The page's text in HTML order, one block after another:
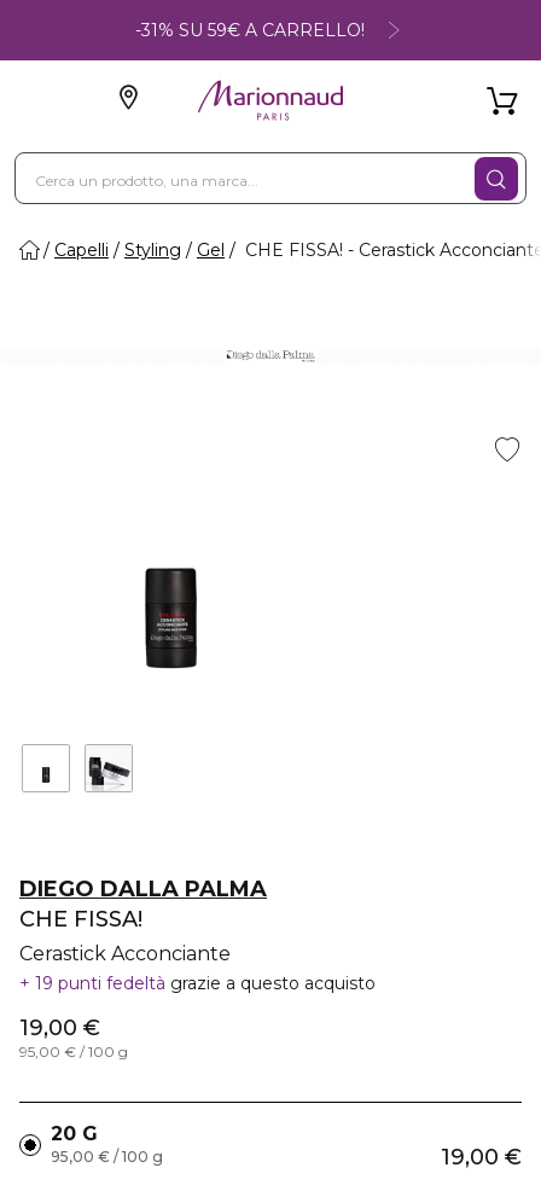
-31% SU 59€ A CARRELLO!
Capelli Styling Gel CHE FISSA! - Cerastick
DIEGO DALLA PALMA
CHE FISSA!
Cerastick Acconciante
19 punti fedeltà grazie a questo acquisto
19,00 €
95,00 € / 100 g
20 G
19,00 €
95,00 € / 100 g